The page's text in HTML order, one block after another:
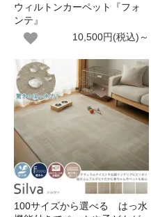
ウィルトンカーペット『フォ
ンテ』
10,500円(税込)～
100サイズから選べる はっ水